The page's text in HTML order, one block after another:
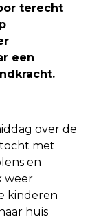
terecht
een
over de
met
en
weer
kinderen
huis